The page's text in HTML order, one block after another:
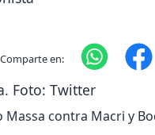
Comparte en:
Massa contra Macri y